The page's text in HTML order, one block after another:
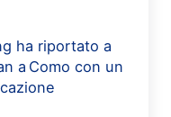
ha riportato a
a Como con un